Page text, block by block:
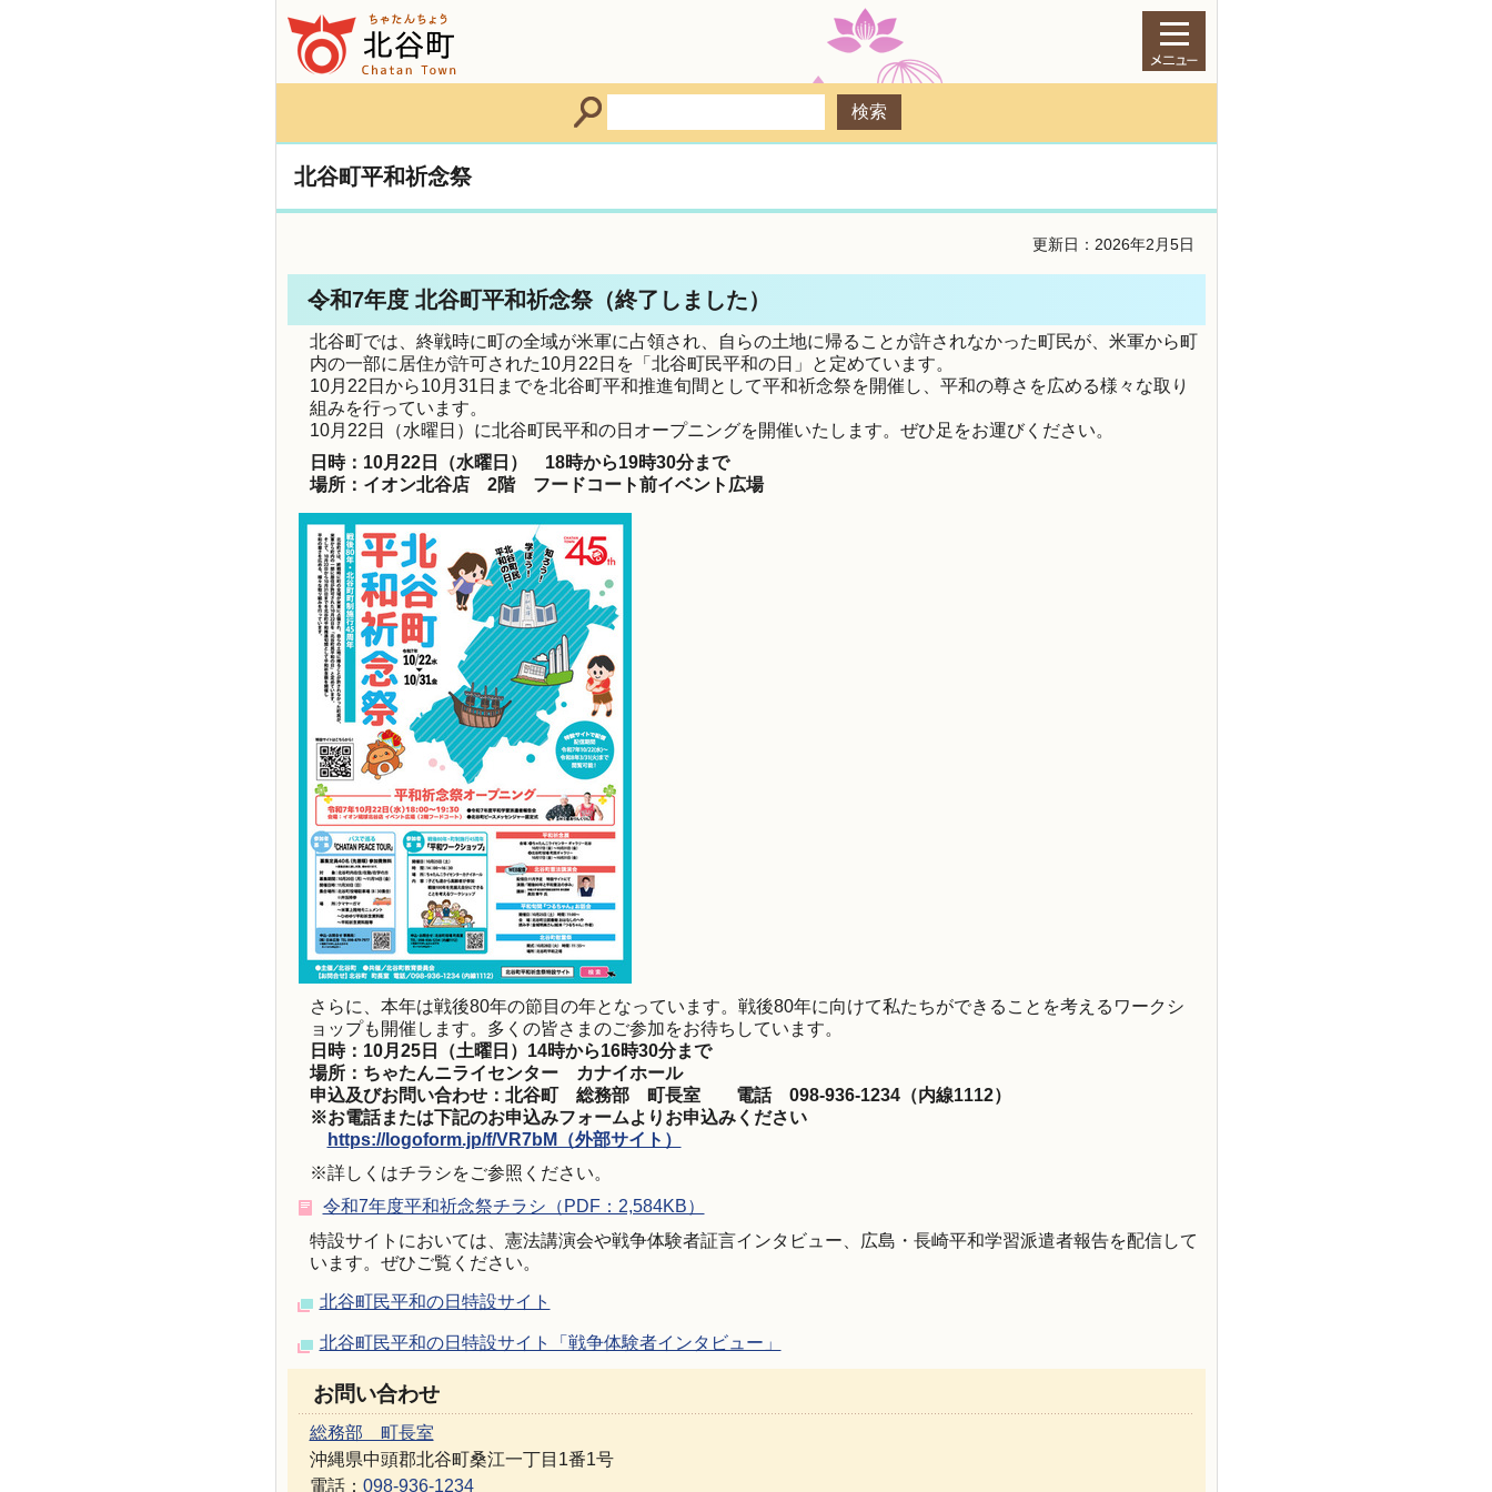
北谷町平和祈念祭
更新日：2026年2月5日
令和7年度 北谷町平和祈念祭（終了しました）
北谷町では、終戦時に町の全域が米軍に占領され、自らの土地に帰ることが許されなかった町民が、米軍から町
内の一部に居住が許可された10月22日を「北谷町民平和の日」と定めています。
10月22日から10月31日までを北谷町平和推進旬間として平和祈念祭を開催し、平和の尊さを広める様々な取り
組みを行っています。
10月22日（水曜日）に北谷町民平和の日オープニングを開催いたします。ぜひ足をお運びください。
日時：10月22日（水曜日） 18時から19時30分まで
場所：イオン北谷店 2階 フードコート前イベント広場
さらに、本年は戦後80年の節目の年となっています。戦後80年に向けて私たちができることを考えるワークシ
ョップも開催します。多くの皆さまのご参加をお待ちしています。
日時：10月25日（土曜日）14時から16時30分まで
場所：ちゃたんニライセンター カナイホール
申込及びお問い合わせ：北谷町 総務部 町長室 電話 098-936-1234（内線1112）
※お電話または下記のお申込みフォームよりお申込みください
https://logoform.jp/f/VR7bM（外部サイト）
※詳しくはチラシをご参照ください。
令和7年度平和祈念祭チラシ（PDF：2,584KB）
特設サイトにおいては、憲法講演会や戦争体験者証言インタビュー、広島・長崎平和学習派遣者報告を配信して
います。ぜひご覧ください。
北谷町民平和の日特設サイト
北谷町民平和の日特設サイト「戦争体験者インタビュー」
お問い合わせ
総務部 町長室
沖縄県中頭郡北谷町桑江一丁目1番1号
電話： 098-936-1234